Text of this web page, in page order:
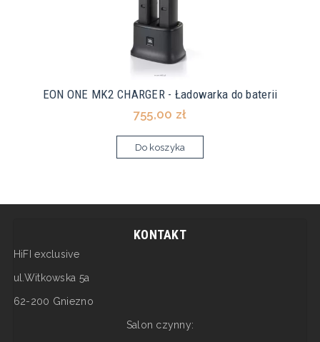
EON ONE MK2 CHARGER - Ładowarka do baterii
755,00 zł
Do koszyka
KONTAKT
HiFI exclusive
ul.Witkowska 5a
62-200 Gniezno
Salon czynny: